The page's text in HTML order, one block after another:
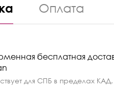
Оплата
бесплатная
для СПБ в пределах КАД.